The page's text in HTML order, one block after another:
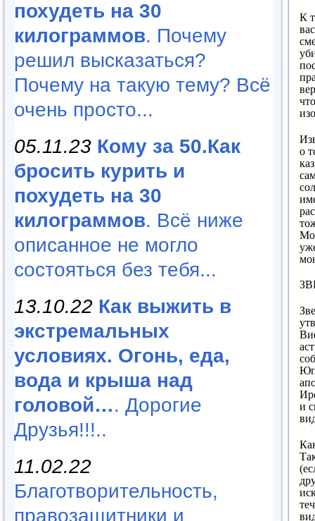
похудеть на 30
килограммов. Почему
решил высказаться?
Почему на такую тему? Всё
очень просто...
05.11.23 Кому за 50.Как
бросить курить и
похудеть на 30
килограммов. Всё ниже
описанное не могло
состояться без тебя...
13.10.22 Как выжить в
экстремальных
условиях. Огонь, еда,
вода и крыша над
головой…. Дорогие
Друзья!!!..
11.02.22
Благотворительность,
правозащитники и
К
о
и